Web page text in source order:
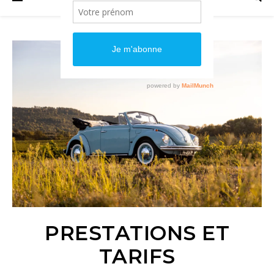
PRESTATIONS ET
TARIFS